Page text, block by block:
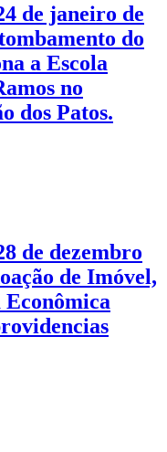
de janeiro de
do
a Escola
no
dos Patos.
de dezembro
de Imóvel,
Econômica